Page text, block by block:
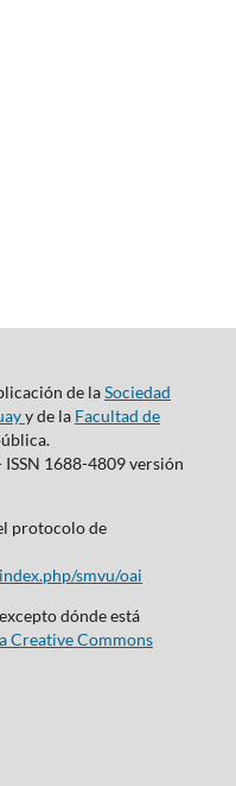
de laSociedad
y de la Facultad de
1688-4809 versión
protocolo de
smvu/oai
dónde está
Creative Commons